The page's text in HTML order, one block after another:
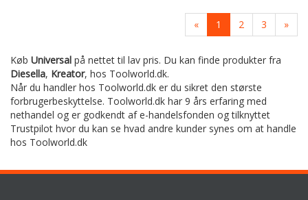
« 1 2 3 »
Køb Universal på nettet til lav pris. Du kan finde produkter fra
Diesella, Kreator, hos Toolworld.dk.
Når du handler hos Toolworld.dk er du sikret den største
forbrugerbeskyttelse. Toolworld.dk har 9 års erfaring med
nethandel og er godkendt af e-handelsfonden og tilknyttet
Trustpilot hvor du kan se hvad andre kunder synes om at handle
hos Toolworld.dk